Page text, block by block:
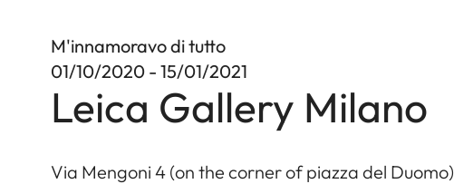
M'innamoravo di tutto
01/10/2020 - 15/01/2021
Leica Gallery Milano
Via Mengoni 4 (on the corner of piazza del Duomo)